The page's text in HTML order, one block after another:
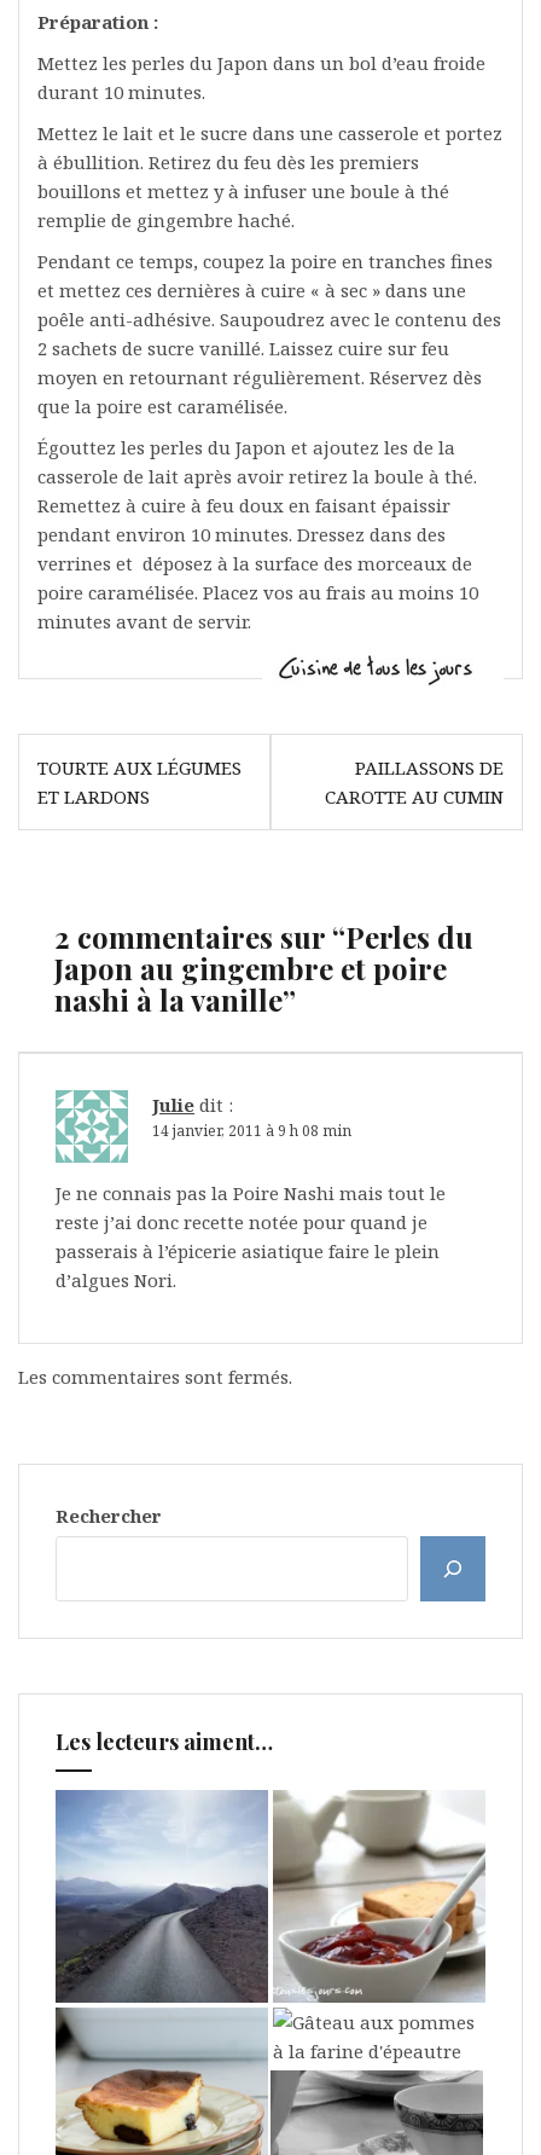
Préparation :
Mettez les perles du Japon dans un bol d’eau froide
durant 10 minutes.
Mettez le lait et le sucre dans une casserole et portez
à ébullition. Retirez du feu dès les premiers
bouillons et mettez y à infuser une boule à thé
remplie de gingembre haché.
Pendant ce temps, coupez la poire en tranches fines
et mettez ces dernières à cuire « à sec » dans une
poêle anti-adhésive. Saupoudrez avec le contenu des
2 sachets de sucre vanillé. Laissez cuire sur feu
moyen en retournant régulièrement. Réservez dès
que la poire est caramélisée.
Égouttez les perles du Japon et ajoutez les de la
casserole de lait après avoir retirez la boule à thé.
Remettez à cuire à feu doux en faisant épaissir
pendant environ 10 minutes. Dressez dans des
verrines et déposez à la surface des morceaux de
poire caramélisée. Placez vos au frais au moins 10
minutes avant de servir.
Navigation
de
l’article
TOURTE AUX LÉGUMES
ET LARDONS
PAILLASSONS DE
CAROTTE AU CUMIN
2 commentaires sur “Perles du
Japon au gingembre et poire
nashi à la vanille”
Julie dit :
14 janvier, 2011 à 9 h 08 min
Je ne connais pas la Poire Nashi mais tout le
reste j’ai donc recette notée pour quand je
passerais à l’épicerie asiatique faire le plein
d’algues Nori.
Les commentaires sont fermés.
Rechercher
Les lecteurs aiment…